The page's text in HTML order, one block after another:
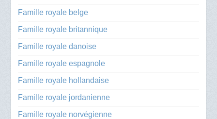
Famille royale belge
Famille royale britannique
Famille royale danoise
Famille royale espagnole
Famille royale hollandaise
Famille royale jordanienne
Famille royale norvégienne